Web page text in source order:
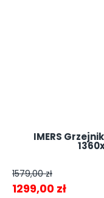
IMERS
1579,00zł
Pierwotna
1299,00 zł